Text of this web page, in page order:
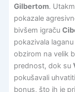
Gilbertom.
pokazale
bivšem igraču
pokazivala
obzirom na velik
prednost, dok su
pokušavali
bonus, što ih je